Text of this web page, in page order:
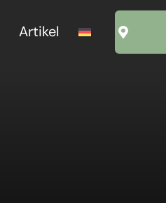
Artikel